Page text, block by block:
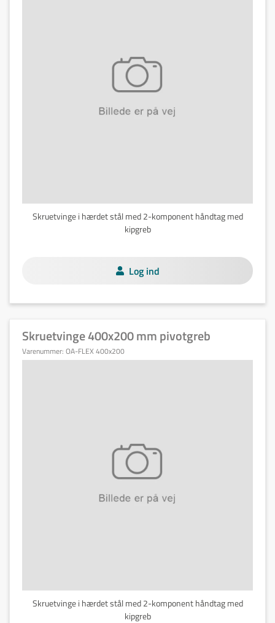
Skruetvinge i hærdet stål med 2-komponent håndtag med
kipgreb
Log ind
Skruetvinge 400x200 mm pivotgreb
Varenummer: OA-FLEX 400x200
Skruetvinge i hærdet stål med 2-komponent håndtag med
kipgreb